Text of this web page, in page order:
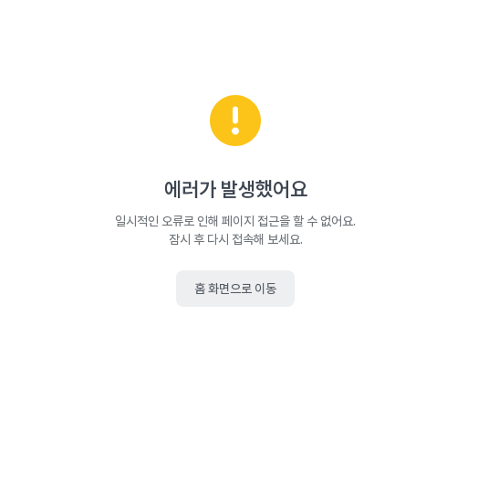
에러가 발생했어요
일시적인 오류로 인해 페이지 접근을 할 수 없어요.
잠시 후 다시 접속해 보세요.
홈 화면으로 이동